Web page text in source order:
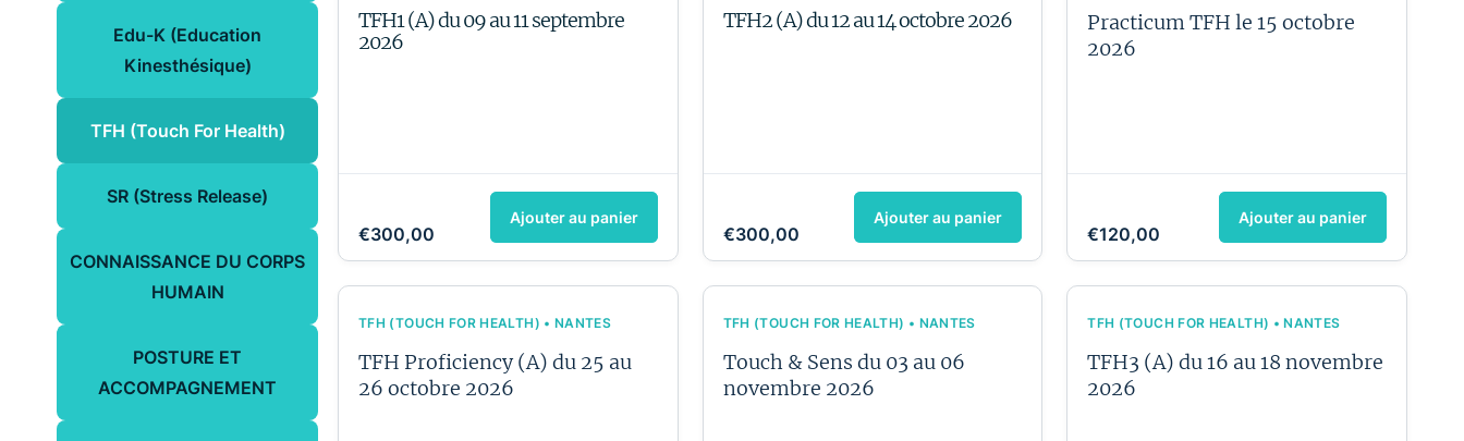
Edu-K (Education
Kinesthésique)
TFH (Touch For Health)
SR (Stress Release)
CONNAISSANCE DU CORPS
HUMAIN
POSTURE ET
ACCOMPAGNEMENT
TFH1 (A) du 09 au 11 septembre
2026
€300,00
Ajouter au panier
TFH2 (A) du 12 au 14 octobre 2026
€300,00
Ajouter au panier
Practicum TFH le 15 octobre
2026
€120,00
Ajouter au panier
TFH (TOUCH FOR HEALTH) • NANTES
TFH Proficiency (A) du 25 au
26 octobre 2026
TFH (TOUCH FOR HEALTH) • NANTES
Touch & Sens du 03 au 06
novembre 2026
TFH (TOUCH FOR HEALTH) • NANTES
TFH3 (A) du 16 au 18 novembre
2026